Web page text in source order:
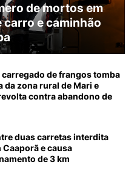
de mortos em
e caminhão
de frangos tomba
da zona rural de Mari e
contra abandono de
duas carretas interdita
Caaporã e causa
de 3 km